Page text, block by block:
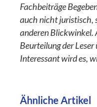
Fachbeiträge
auch nicht juristisch,
anderen Blickwinkel.
Beurteilung der Leser
Interessant wird es,
Ähnliche Artikel